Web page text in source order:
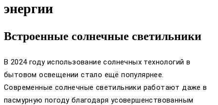
энергии
Встроенные солнечные светильники
В 2024 году использование солнечных технологий в
бытовом освещении стало ещё популярнее.
Современные солнечные светильники работают даже в
пасмурную погоду благодаря усовершенствованным